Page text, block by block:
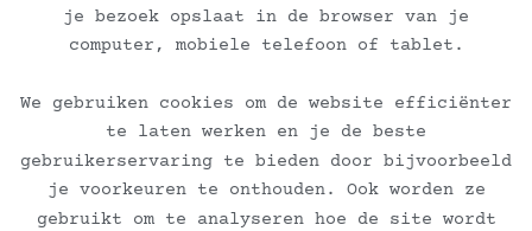
Veelgestelde vragen
Algemene voorwaarden dienstverlening
je bezoek opslaat in de browser van je
computer, mobiele telefoon of tablet.
We gebruiken cookies om de website efficiënter
te laten werken en je de beste
gebruikerservaring te bieden door bijvoorbeeld
je voorkeuren te onthouden. Ook worden ze
gebruikt om te analyseren hoe de site wordt